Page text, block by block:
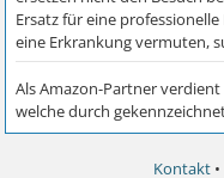
Kontakt •